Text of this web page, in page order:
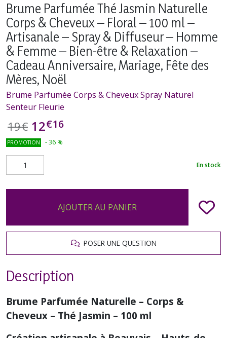
Brume Parfumée Thé Jasmin Naturelle
Corps & Cheveux – Floral – 100 ml –
Artisanale – Spray & Diffuseur – Homme
& Femme – Bien-être & Relaxation –
Cadeau Anniversaire, Mariage, Fête des
Mères, Noël
Brume Parfumée Corps & Cheveux Spray Naturel
Senteur Fleurie
19€ 12€16
PROMOTION -36 %
En stock
AJOUTER AU PANIER
POSER UNE QUESTION
Description
Brume Parfumée Naturelle – Corps &
Cheveux – Thé Jasmin – 100 ml